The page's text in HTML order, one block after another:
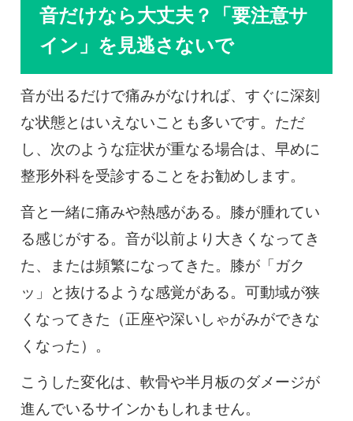
音だけなら大丈夫？「要注意サ
イン」を見逃さないで
音が出るだけで痛みがなければ、すぐに深刻
な状態とはいえないことも多いです。ただ
し、次のような症状が重なる場合は、早めに
整形外科を受診することをお勧めします。
音と一緒に痛みや熱感がある。膝が腫れてい
る感じがする。音が以前より大きくなってき
た、または頻繁になってきた。膝が「ガク
ッ」と抜けるような感覚がある。可動域が狭
くなってきた（正座や深いしゃがみができな
くなった）。
こうした変化は、軟骨や半月板のダメージが
進んでいるサインかもしれません。